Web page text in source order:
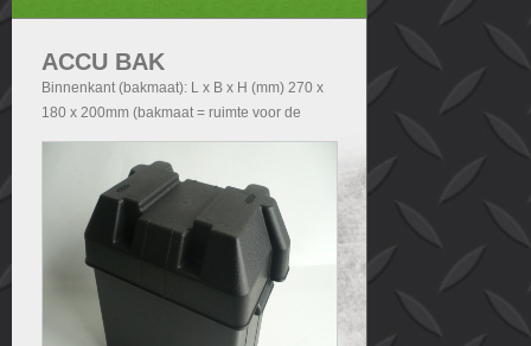
ACCU BAK
Binnenkant (bakmaat): L x B x H (mm) 270 x
180 x 200mm (bakmaat = ruimte voor de
accu). Buitenkant (Totale afmetingen accubak
exclusief deksel): - Zonder handvatten L x B x
H (mm) 290x200x210 - Met handvatten L x B
x H (mm) 340x200x210. Buitenkant (Totale
afmetingen accubak inclusief deksel): L x B x
H (mm) 340x240x280.